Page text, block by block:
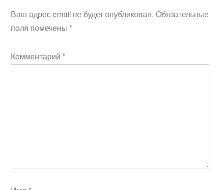
Ваш адрес email не будет опубликован. Обязательные
поля помечены *
Комментарий *